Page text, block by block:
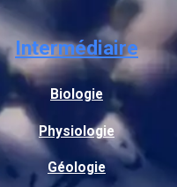
Intermédiaire
Biologie
Physiologie
Géologie